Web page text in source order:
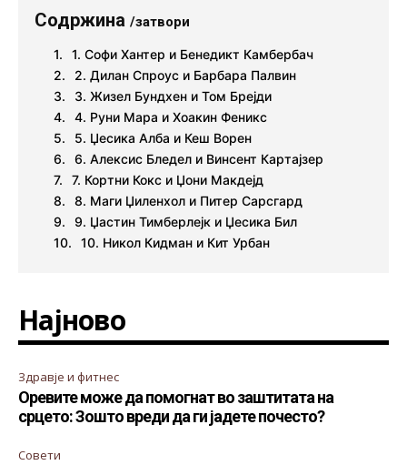
Содржина /затвори
1. Софи Хантер и Бенедикт Камбербач
2. Дилан Спроус и Барбара Палвин
3. Жизел Бундхен и Том Брејди
4. Руни Мара и Хоакин Феникс
5. Џесика Алба и Кеш Ворен
6. Алексис Бледел и Винсент Картајзер
7. Кортни Кокс и Џони Макдејд
8. Маги Џиленхол и Питер Сарсгард
9. Џастин Тимберлејк и Џесика Бил
10. Никол Кидман и Кит Урбан
Најново
Здравје и фитнес
Оревите може да помогнат во заштитата на
срцето: Зошто вреди да ги јадете почесто?
Совети